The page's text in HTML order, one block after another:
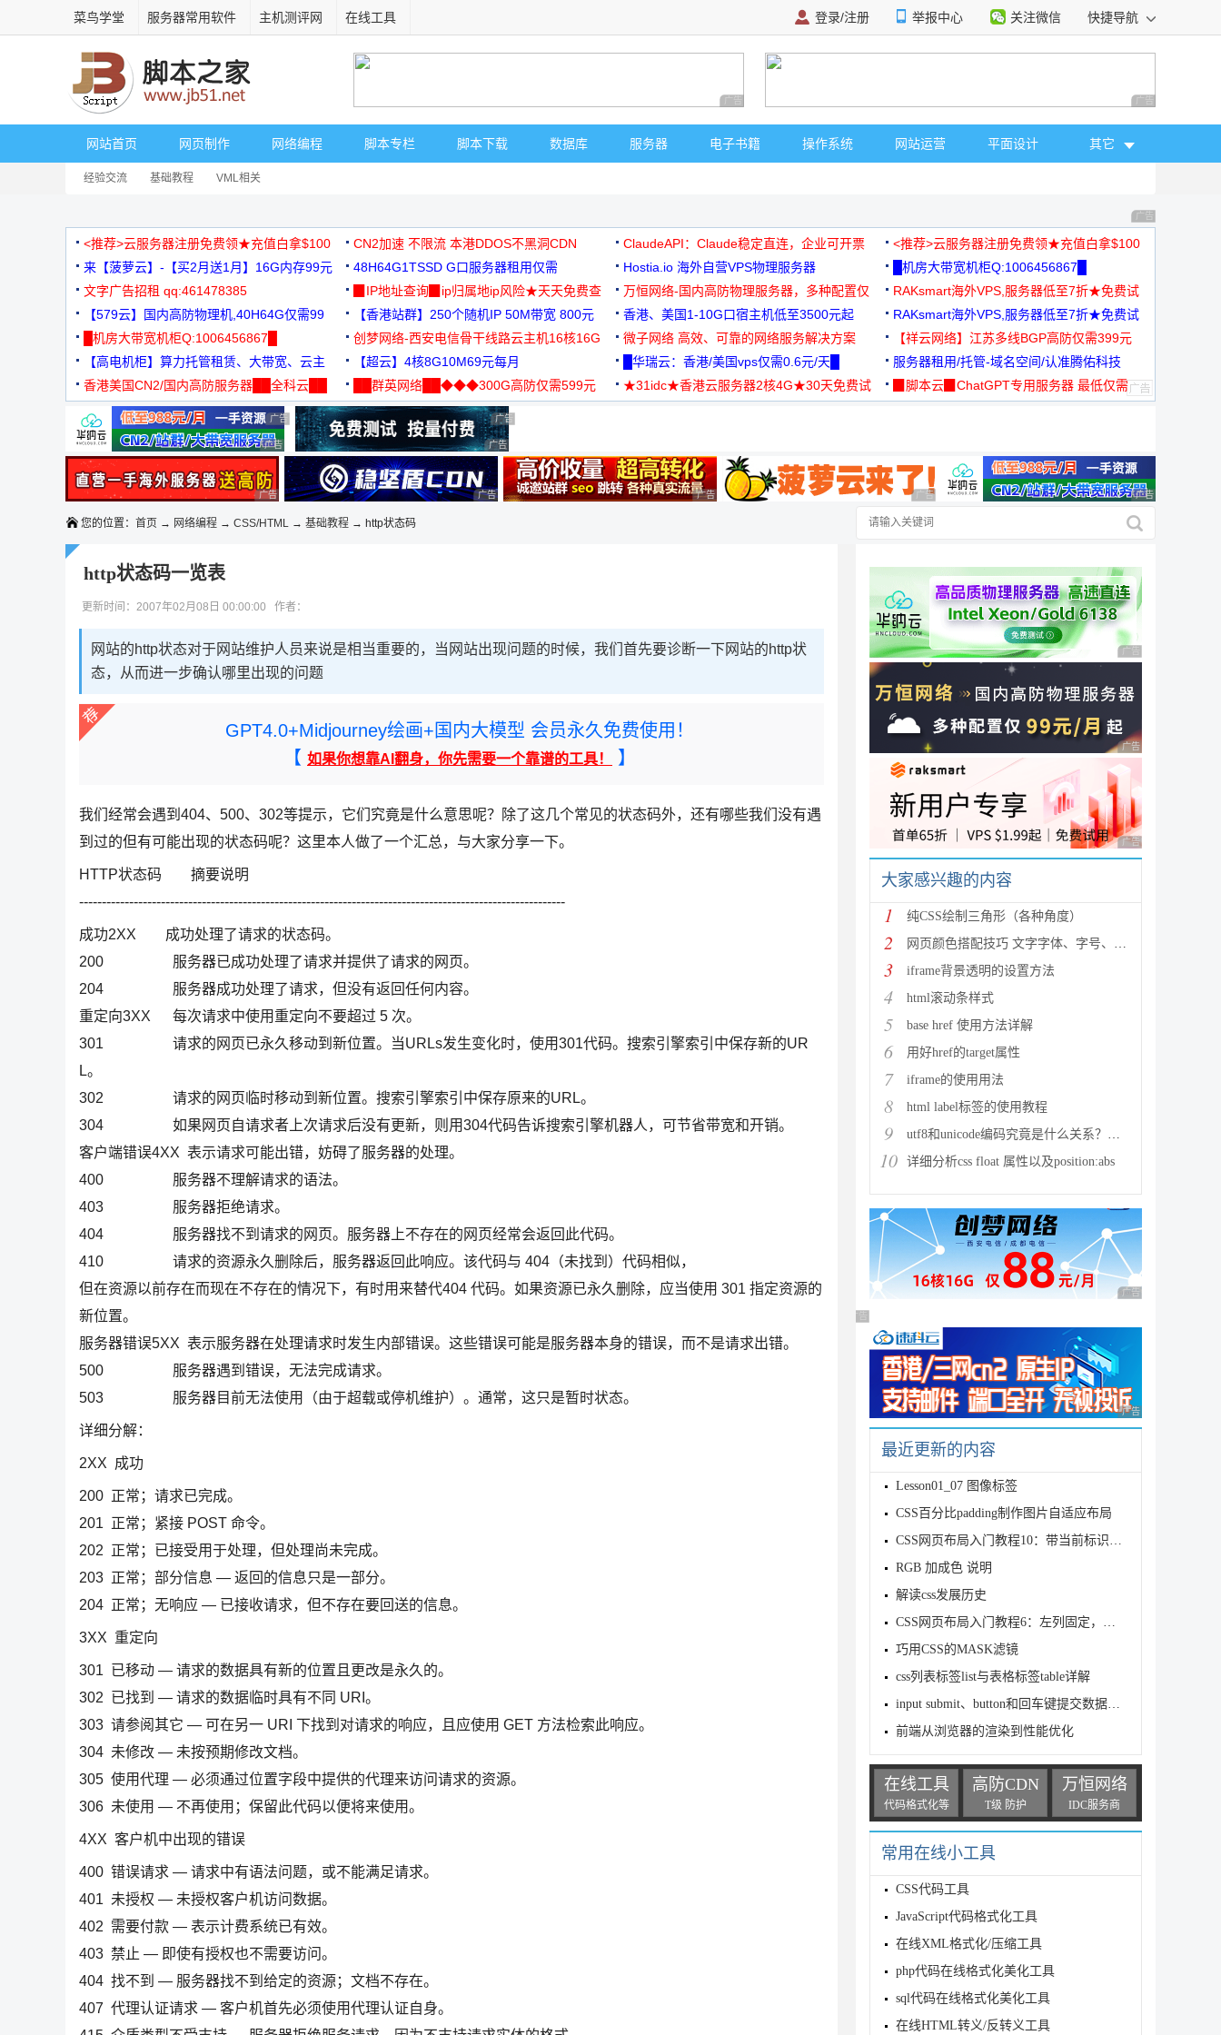
菜鸟学堂 服务器常用软件 主机测评网 在线工具 登录/注册 举报中心 关注微信 快捷导航
广告 商业广告，理性选择 广告 商业广告，理
网站首页 网页制作 网络编程 脚本专栏 脚本下载 数据库 服务器 电子书籍 操作系统 网站运营 平面设计 其它
经验交流 基础教程 VML相关
广告 商业广告，理
<推荐>云服务器注册免费领★充值白拿$100 CN2加速 不限流 本港DDOS不黑洞CDN ClaudeAPI：Claude稳定直连，企业可开票
<推荐>云服务器注册免费领★充值白拿$100
来【菠萝云】-【买2月送1月】16G内存99元
48H64G1TSSD G口服务器租用仅需
3000+可免费测试
Hostia.io 海外自营VPS物理服务器
█机房大带宽机柜Q:1006456867█
文字广告招租 qq:461478385
▉IP地址查询▉ip归属地ip风险★天天免费查
万恒网络-国内高防物理服务器，多种配置仅
99元/月起
RAKsmart海外VPS,服务器低至7折★免费试
用★
【579云】国内高防物理机,40H64G仅需99
元
【香港站群】250个随机IP 50M带宽 800元 香港、美国1-10G口宿主机低至3500元起
RAKsmart海外VPS,服务器低至7折★免费试
用★
█机房大带宽机柜Q:1006456867█
创梦网络-西安电信骨干线路云主机16核16G
88元/月
微子网络 高效、可靠的网络服务解决方案
【祥云网络】江苏多线BGP高防仅需399元
【高电机柜】算力托管租赁、大带宽、云主
机
【超云】4核8G10M69元每月 █华瑞云：香港/美国vps仅需0.6元/天█
服务器租用/托管-域名空间/认准腾佑科技
香港美国CN2/国内高防服务器██全科云██
██群英网络██◆◆◆300G高防仅需599元
◆◆◆
★31idc★香港云服务器2核4G★30天免费试
▉脚本云▉ChatGPT专用服务器 最低仅需
广告 商业广告，理性选择
广告 商业广告，理性选择
广告 商业广告，理性选择
广告 商业广告，理性选择
广告 商业广告，理性选择
广告 商业广告，理性选择 广告 商业广告，理性选择 广告 商业广告，理性选择 广告 商业广告，理性选择 广告 商业广告，理
您的位置： 首页 → 网络编程 → CSS/HTML → 基础教程 → http状态码
http状态码一览表
更新时间：2007年02月08日 00:00:00 作者：
网站的http状态对于网站维护人员来说是相当重要的，当网站出现问题的时候，我们首先要诊断一下网站的http状
态，从而进一步确认哪里出现的问题
GPT4.0+Midjourney绘画+国内大模型 会员永久免费使用！
【 如果你想靠AI翻身，你先需要一个靠谱的工具！ 】
我们经常会遇到404、500、302等提示，它们究竟是什么意思呢？除了这几个常见的状态码外，还有哪些我们没有遇
到过的但有可能出现的状态码呢？这里本人做了一个汇总，与大家分享一下。
HTTP状态码 摘要说明
-----------------------------------------------------------------------------------------------------------
成功2XX 成功处理了请求的状态码。
200 服务器已成功处理了请求并提供了请求的网页。
204 服务器成功处理了请求，但没有返回任何内容。
重定向3XX 每次请求中使用重定向不要超过 5 次。
301 请求的网页已永久移动到新位置。当URLs发生变化时，使用301代码。搜索引擎索引中保存新的UR
L。
302 请求的网页临时移动到新位置。搜索引擎索引中保存原来的URL。
304 如果网页自请求者上次请求后没有更新，则用304代码告诉搜索引擎机器人，可节省带宽和开销。
客户端错误4XX 表示请求可能出错，妨碍了服务器的处理。
400 服务器不理解请求的语法。
403 服务器拒绝请求。
404 服务器找不到请求的网页。服务器上不存在的网页经常会返回此代码。
410 请求的资源永久删除后，服务器返回此响应。该代码与 404（未找到）代码相似，
但在资源以前存在而现在不存在的情况下，有时用来替代404 代码。如果资源已永久删除，应当使用 301 指定资源的
新位置。
服务器错误5XX 表示服务器在处理请求时发生内部错误。这些错误可能是服务器本身的错误，而不是请求出错。
500 服务器遇到错误，无法完成请求。
503 服务器目前无法使用（由于超载或停机维护）。通常，这只是暂时状态。
详细分解：
2XX 成功
200 正常；请求已完成。
201 正常；紧接 POST 命令。
202 正常；已接受用于处理，但处理尚未完成。
203 正常；部分信息 — 返回的信息只是一部分。
204 正常；无响应 — 已接收请求，但不存在要回送的信息。
3XX 重定向
301 已移动 — 请求的数据具有新的位置且更改是永久的。
302 已找到 — 请求的数据临时具有不同 URI。
303 请参阅其它 — 可在另一 URI 下找到对请求的响应，且应使用 GET 方法检索此响应。
304 未修改 — 未按预期修改文档。
305 使用代理 — 必须通过位置字段中提供的代理来访问请求的资源。
306 未使用 — 不再使用；保留此代码以便将来使用。
4XX 客户机中出现的错误
400 错误请求 — 请求中有语法问题，或不能满足请求。
401 未授权 — 未授权客户机访问数据。
402 需要付款 — 表示计费系统已有效。
403 禁止 — 即使有授权也不需要访问。
404 找不到 — 服务器找不到给定的资源；文档不存在。
407 代理认证请求 — 客户机首先必须使用代理认证自身。
广告 商业广告，理性
广告 商业广告，理性
广告 商业广告，理性
大家感兴趣的内容
1 纯CSS绘制三角形（各种角度）
2 网页颜色搭配技巧 文字字体、字号、字体排版等
3 iframe背景透明的设置方法
4 html滚动条样式
5 base href 使用方法详解
6 用好href的target属性
7 iframe的使用用法
8 html label标签的使用教程
9 utf8和unicode编码究竟是什么关系？有何区别?
10 详细分析css float 属性以及position:abs
广告 商业广告，理性
广告 商业广告，理性选择
广告 商业广告，理性
最近更新的内容
Lesson01_07 图像标签
CSS百分比padding制作图片自适应布局
CSS网页布局入门教程10：带当前标识的标签式横向导航
RGB 加成色 说明
解读css发展历史
CSS网页布局入门教程6：左列固定，右列宽度自适应
巧用CSS的MASK滤镜
css列表标签list与表格标签table详解
input submit、button和回车键提交数据详解
前端从浏览器的渲染到性能优化
在线工具
代码格式化等
高防CDN
T级 防护
万恒网络
IDC服务商
常用在线小工具
CSS代码工具
JavaScript代码格式化工具
在线XML格式化/压缩工具
php代码在线格式化美化工具
sql代码在线格式化美化工具
在线HTML转义/反转义工具